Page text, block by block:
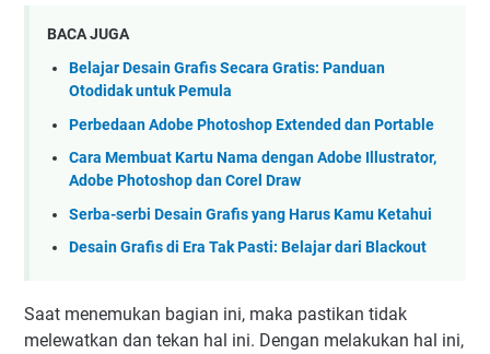
BACA JUGA
Belajar Desain Grafis Secara Gratis: Panduan
Otodidak untuk Pemula
Perbedaan Adobe Photoshop Extended dan Portable
Cara Membuat Kartu Nama dengan Adobe Illustrator,
Adobe Photoshop dan Corel Draw
Serba-serbi Desain Grafis yang Harus Kamu Ketahui
Desain Grafis di Era Tak Pasti: Belajar dari Blackout
Saat menemukan bagian ini, maka pastikan tidak
melewatkan dan tekan hal ini. Dengan melakukan hal ini,